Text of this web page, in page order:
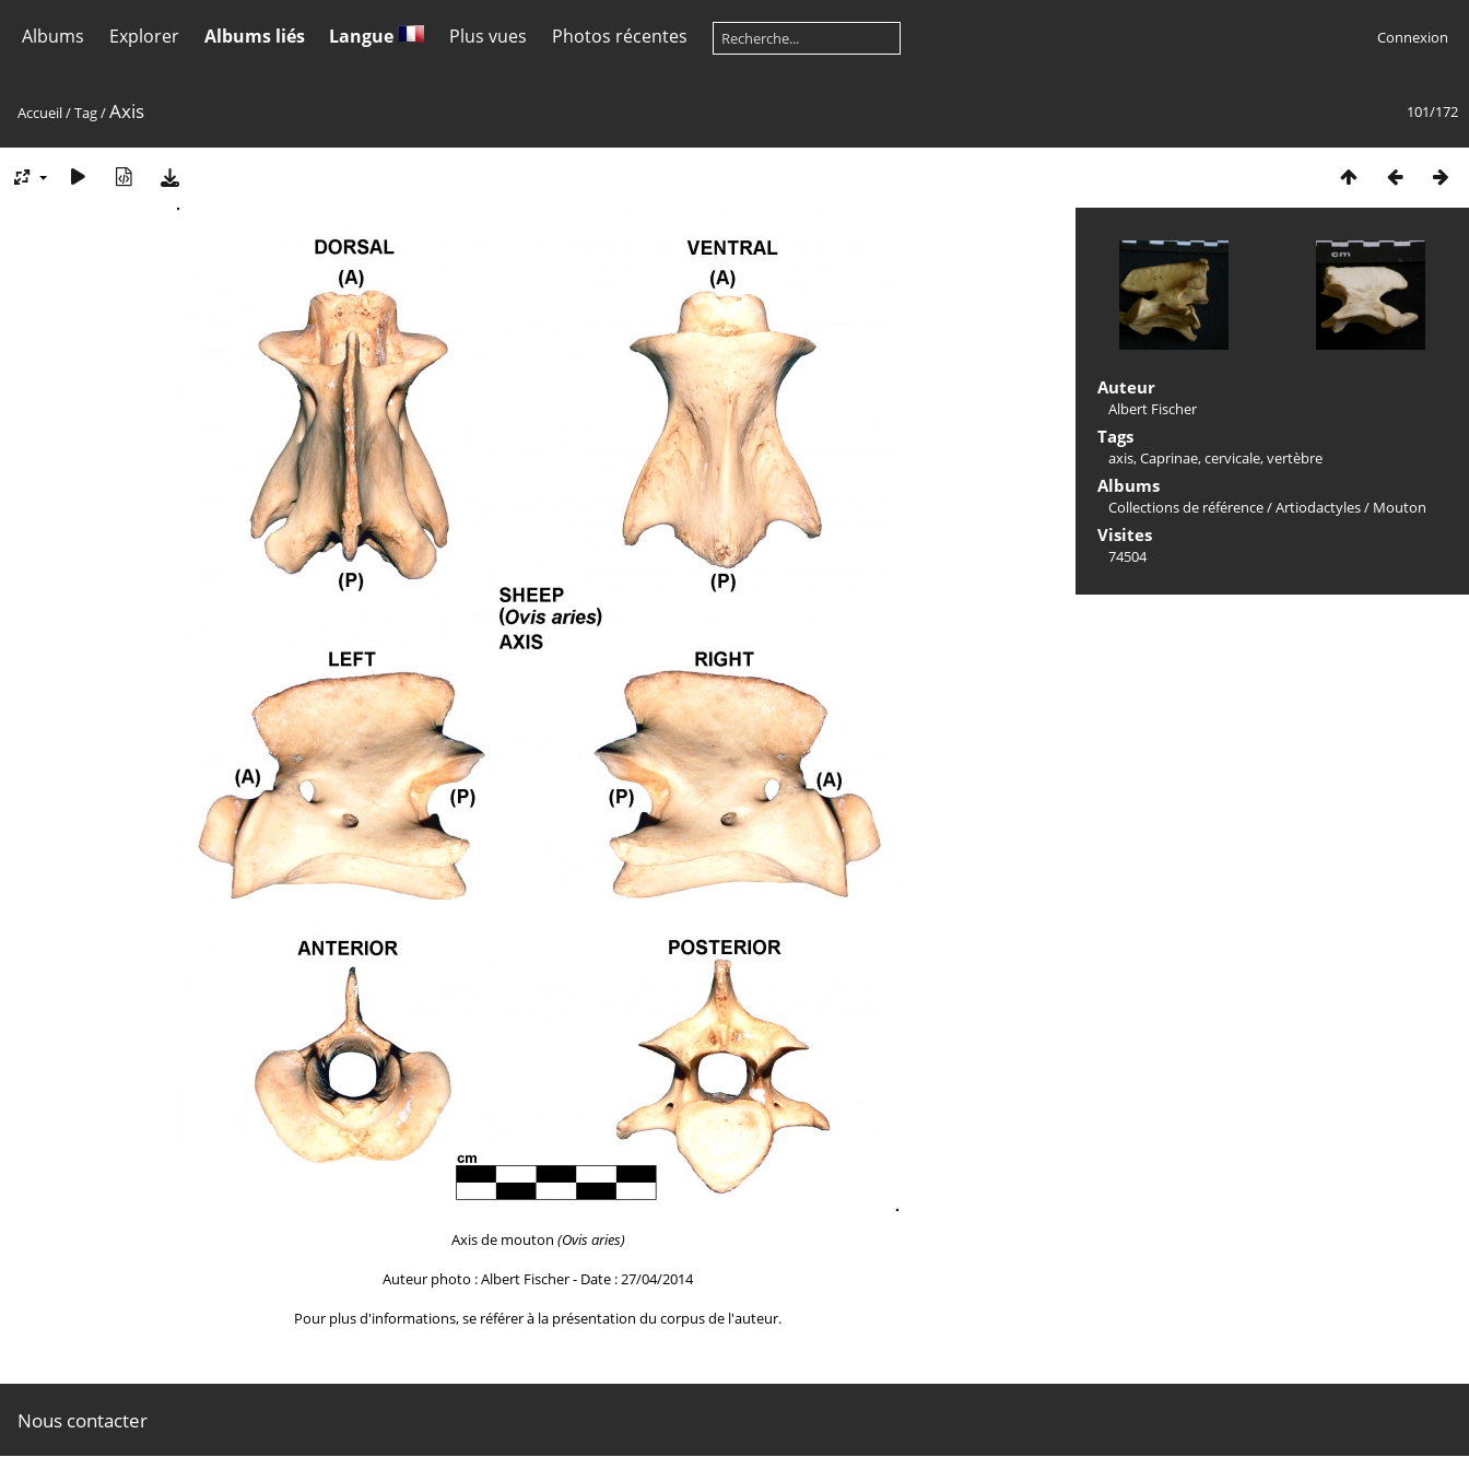
Albums Explorer Albums liés Langue Plus vues Photos récentes Connexion
101/172
Accueil/Tag/Axis
Axis de mouton (Ovis aries)
Auteur photo : Albert Fischer - Date : 27/04/2014
Pour plus d'informations, se référer à la présentation du corpus de l'auteur.
Auteur
Albert Fischer
Tags
axis,Caprinae,cervicale,vertèbre
Albums
Collections de référence/Artiodactyles/ Mouton
Visites
74504
Nous contacter